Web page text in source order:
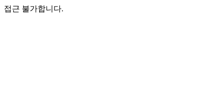
접근 불가합니다.